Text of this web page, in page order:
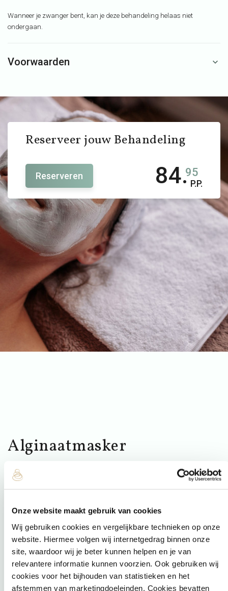
Onze website maakt gebruik van cookies
Wij gebruiken cookies en vergelijkbare technieken op onze
website. Hiermee volgen wij internetgedrag binnen onze
site, waardoor wij je beter kunnen helpen en je van
relevantere informatie kunnen voorzien. Ook gebruiken wij
cookies voor het bijhouden van statistieken en het
afstemmen van marketingdoeleinden. Cookies bevatten
Wanneer je zwanger bent, kan je deze behandeling helaas niet
ondergaan.
Voorwaarden
Reserveer jouw Behandeling
Reserveren 84.95
P.P.
Alginaatmasker
Keuze
en rubberachtig masker dat vocht vasthoudt en diep in de
huid doordringt. Het masker heeft tevens een kalmerend en
verkoelend effect op de huid, waardoor het ideaal is voor
het kalmeren van irritaties en het verminderen van roodheid.
De beauty specialist maakt naar aanleiding van de